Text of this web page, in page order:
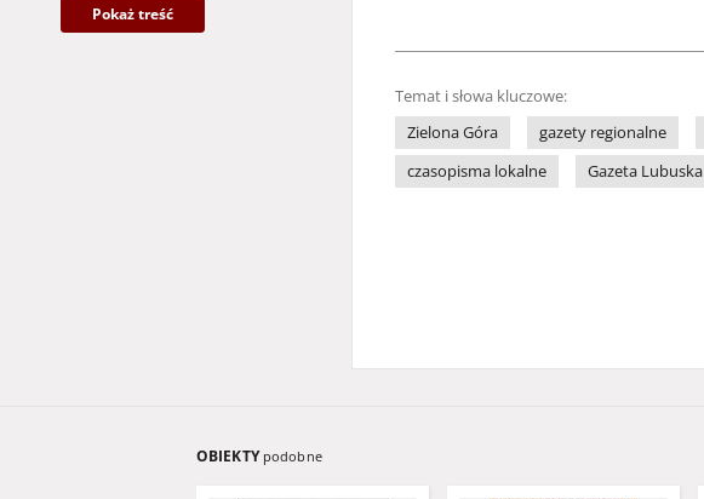
Pokaż treść
Temat i słowa kluczowe:
Zielona Góra
gazety regionalne
czasopisma lokalne
Gazeta Lubuska
OBIEKTY podobne